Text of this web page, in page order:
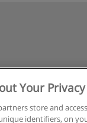
Your Privacy
store and
identifiers, on